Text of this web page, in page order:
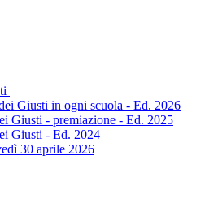
Giusti in ogni scuola - Ed. 2026
Giusti - premiazione - Ed. 2025
Giusti - Ed. 2024
30 aprile 2026